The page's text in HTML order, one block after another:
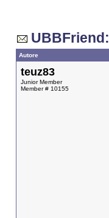
Autore
teuz83
Junior Member
Member # 10155